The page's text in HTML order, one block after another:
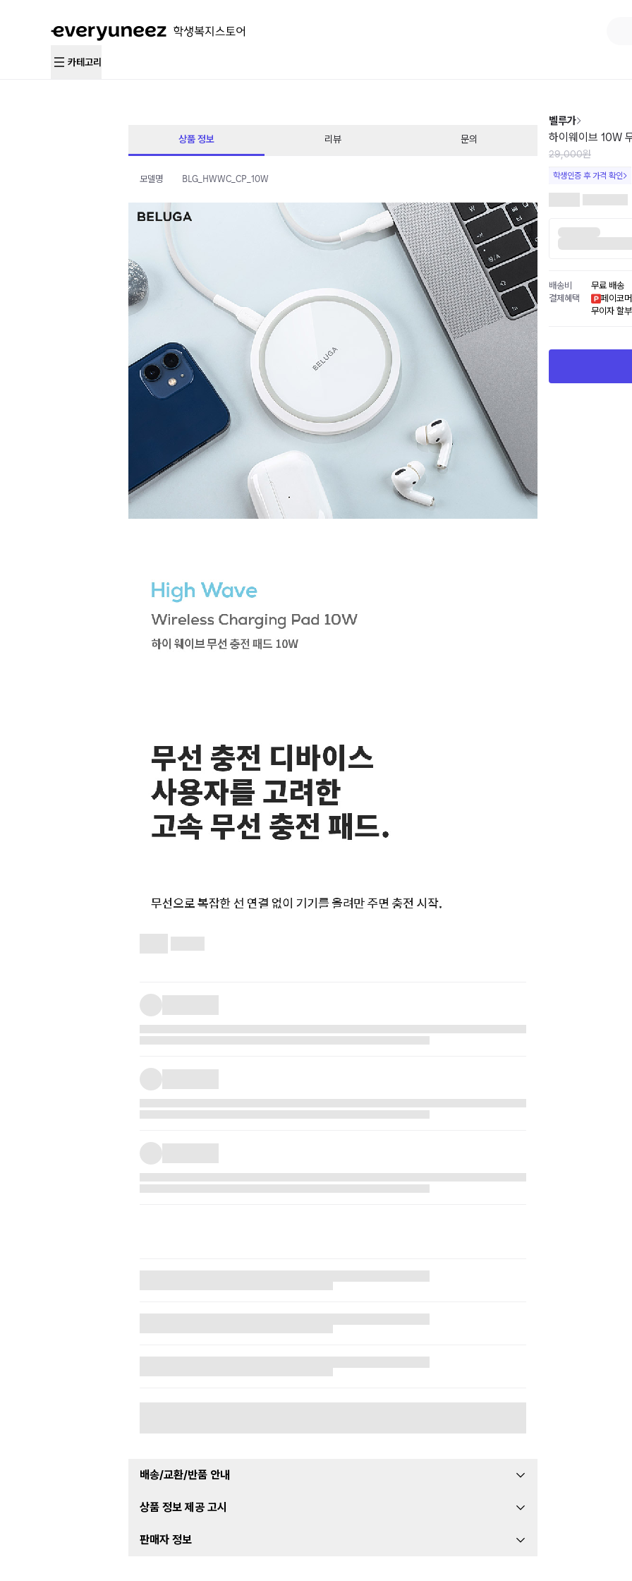
카테고리
상품 정보 리뷰 문의
모델명 BLG_HWWC_CP_10W
배송/교환/반품 안내
상품 정보 제공 고시
판매자 정보
벨루가
하이웨이브 10W
29,000원
학생인증 후 가격 확인
배송비
무료 배송
결제혜택
페이코
무이자 할